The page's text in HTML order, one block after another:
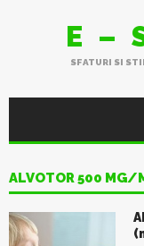
E –
SFATURI SI
ALVOTOR 500 MG/